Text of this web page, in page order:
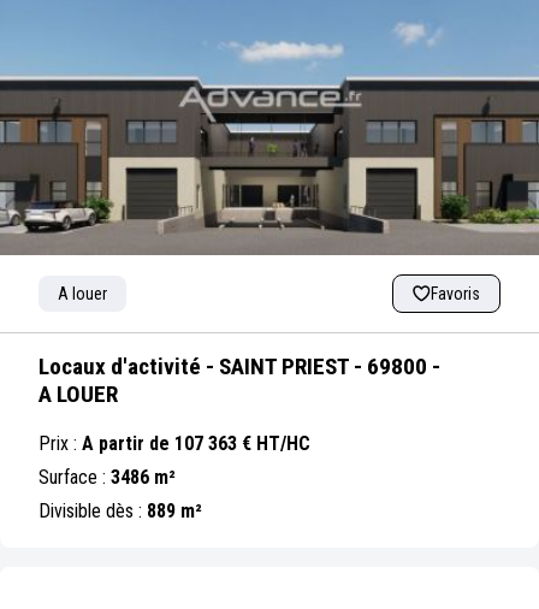
A louer Favoris
Locaux d'activité - SAINT PRIEST - 69800 -
A LOUER
Prix : A partir de 107 363 € HT/HC
Surface : 3486 m²
Divisible dès : 889 m²